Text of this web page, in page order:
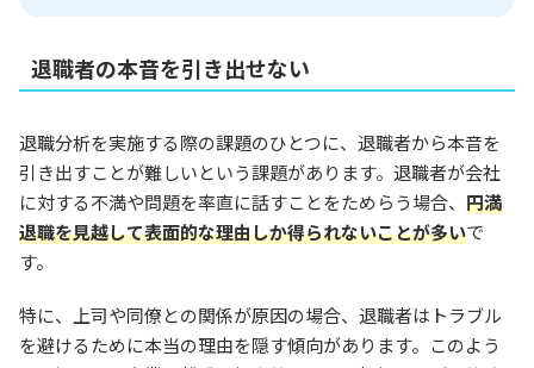
退職者の本音を引き出せない
退職分析を実施する際の課題のひとつに、退職者から本音を
引き出すことが難しいという課題があります。退職者が会社
に対する不満や問題を率直に話すことをためらう場合、 円満
退職を見越して表面的な理由しか得られないことが多いで
す。
特に、上司や同僚との関係が原因の場合、退職者はトラブル
を避けるために本当の理由を隠す傾向があります。このよう